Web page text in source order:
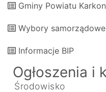
Gminy Powiatu
Wybory samorządowe
Informacje BIP
Ogłoszenia i
Środowisko